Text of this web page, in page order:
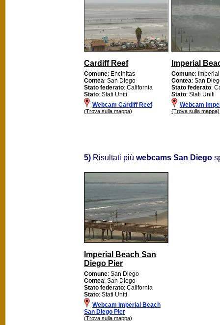
Cardiff Reef
Comune: Encinitas
Contea: San Diego
Stato federato: California
Stato: Stati Uniti
Webcam Cardiff Reef
(Trova sulla mappa)
Imperial
Comune:
Contea: San
Stato federato:
Stato: Stati Uniti
Webcam
(Trova sulla mappa)
5) Risultati più webcams San Diego
Imperial Beach San
Diego Pier
Comune: San Diego
Contea: San Diego
Stato federato: California
Stato: Stati Uniti
Webcam Imperial Beach
San Diego Pier
(Trova sulla mappa)